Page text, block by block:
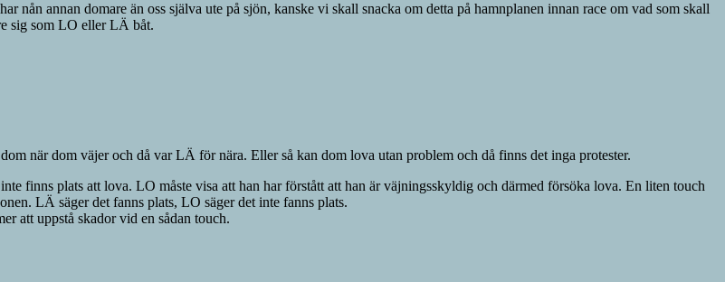
nån annan domare än oss själva ute på sjön, kanske vi skall snacka om detta på hamnplanen innan race om vad som skall
sig som LO eller LÄ båt.
när dom väjer och då var LÄ för nära. Eller så kan dom lova utan problem och då finns det inga protester.
finns plats att lova. LO måste visa att han har förstått att han är väjningsskyldig och därmed försöka lova. En liten touch
LÄ säger det fanns plats, LO säger det inte fanns plats.
att uppstå skador vid en sådan touch.